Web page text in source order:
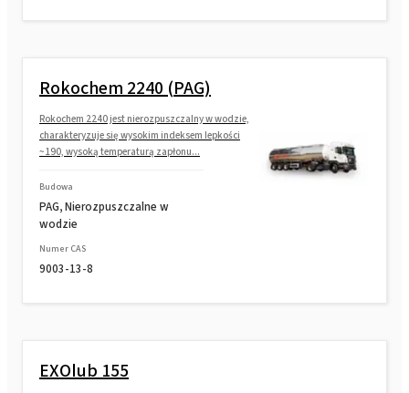
Rokochem 2240 (PAG)
Rokochem 2240 jest nierozpuszczalny w wodzie,
charakteryzuje się wysokim indeksem lepkości
~190, wysoką temperaturą zapłonu...
Budowa
PAG, Nierozpuszczalne w
wodzie
Numer CAS
9003-13-8
EXOlub 155